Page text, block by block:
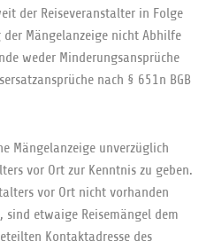
der Reiseveranstalter in Folge
Mängelanzeige nicht Abhilfe
weder Minderungsansprüche
nach § 651n BGB
Mängelanzeige unverzüglich
vor Ort zur Kenntnis zu geben.
vor Ort nicht vorhanden
etwaige Reisemängel dem
Kontaktadresse des